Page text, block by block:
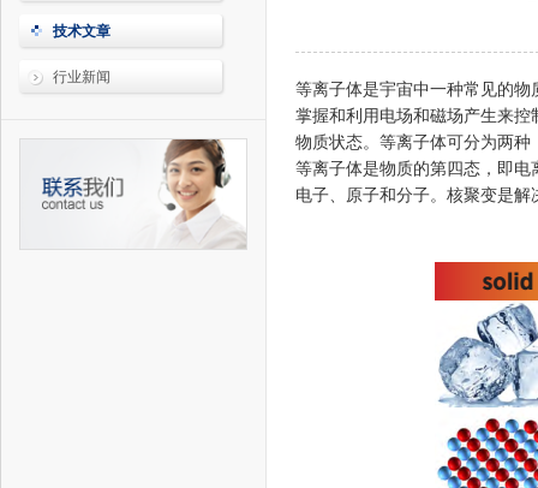
技术文章
行业新闻
等离子体是宇宙中一种常见的物
掌握和利用电场和磁场产生来
物质状态。等离子体可分为两
等离子体是物质的第四态，即
电子、原子和分子。核聚变是